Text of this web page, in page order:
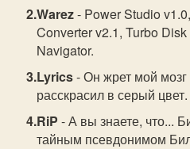
Warez- Power Studio
Converter v2.1, Turbo
Navigator.
Lyrics- Он жрет мой
расскрасил в серый цвет.
RiP - А вы знаете, что...
тайным псевдонимом